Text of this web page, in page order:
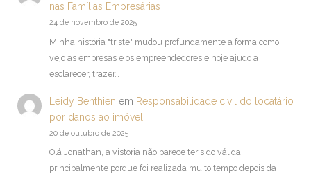
nas Famílias Empresárias
24 de novembro de 2025
Minha história "triste" mudou profundamente a forma como
vejo as empresas e os empreendedores e hoje ajudo a
esclarecer, trazer…
Leidy Benthien em Responsabilidade civil do locatário
por danos ao imóvel
20 de outubro de 2025
Olá Jonathan, a vistoria não parece ter sido válida,
principalmente porque foi realizada muito tempo depois da